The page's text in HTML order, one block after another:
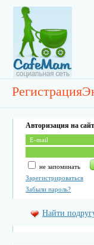
Регистрация
Авторизация на
не запоминать
Зарегистрироваться
Забыли пароль?
Найти